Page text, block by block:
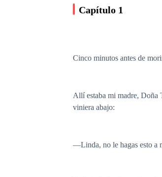
Capítulo 1
Cinco minutos antes de
Allí estaba mi madre, Doña
viniera abajo:
—Linda, no le hagas esto a